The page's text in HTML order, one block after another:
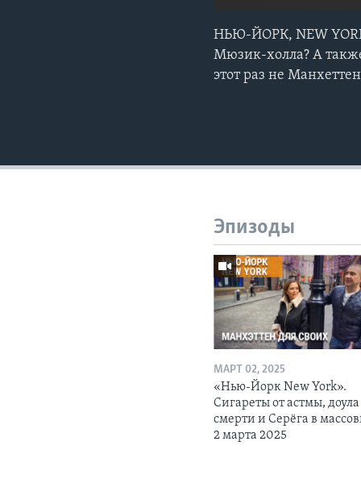
НЬЮ-ЙОРК, NEW
Мюзик-холла? А
этот раз не
Эпизоды
МАРТ 02, 2025
«Нью-Йорк New York».
Сигареты от астмы, доула
смерти и Серёга в
2 марта 2025